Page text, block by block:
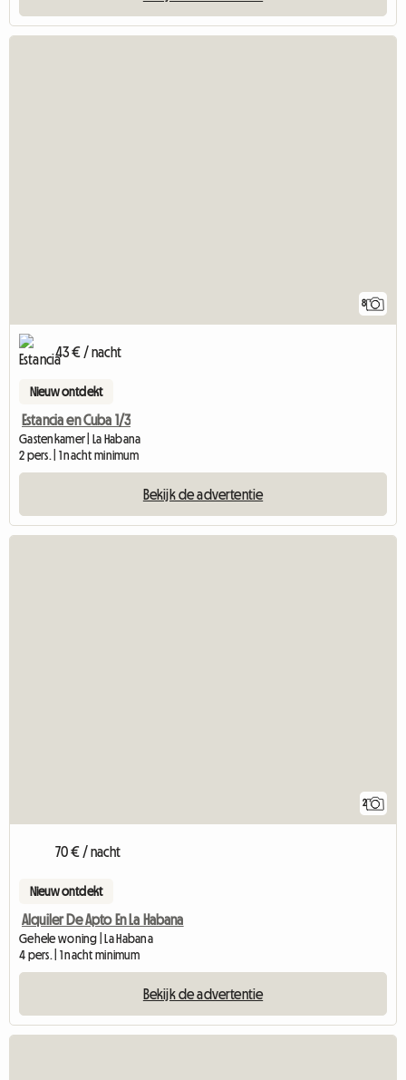
8
43 € / nacht
Nieuw ontdekt
Estancia en Cuba 1/3
Gastenkamer | La Habana
2 pers. | 1 nacht minimum
Bekijk de advertentie
2
70 € / nacht
Nieuw ontdekt
Alquiler De Apto En La Habana
Gehele woning | La Habana
4 pers. | 1 nacht minimum
Bekijk de advertentie